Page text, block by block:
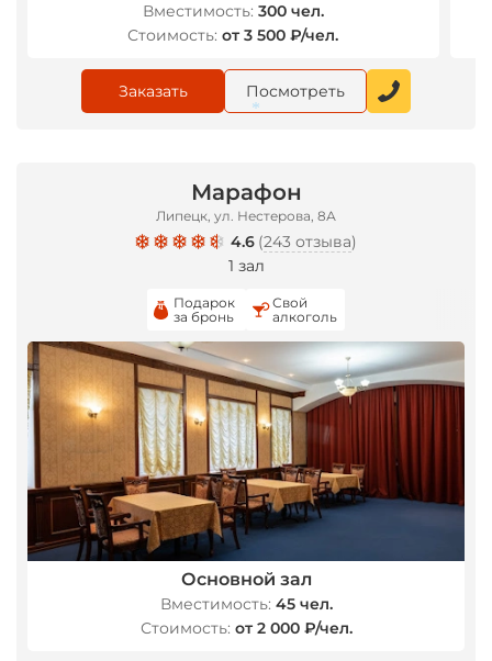
Вместимость: 300 чел.
Стоимость: от 3 500 ₽/чел.
Заказать Посмотреть
Марафон
Липецк, ул. Нестерова, 8А
4.6 (243 отзыва)
1 зал
Подарок
за бронь
Свой
алкоголь
Основной зал
Вместимость: 45 чел.
Стоимость: от 2 000 ₽/чел.